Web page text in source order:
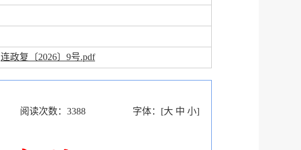
连政复〔2026〕9号.pdf
阅读次数： 3388 字体： [大 中 小]